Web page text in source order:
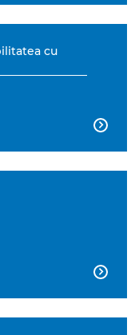
cu

